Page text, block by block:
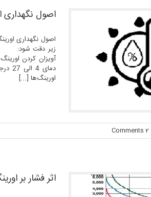
اصول نگهداری
اصول نگهداری
اورینگ‌ها [...]
2 Comments
اثر فشار بر